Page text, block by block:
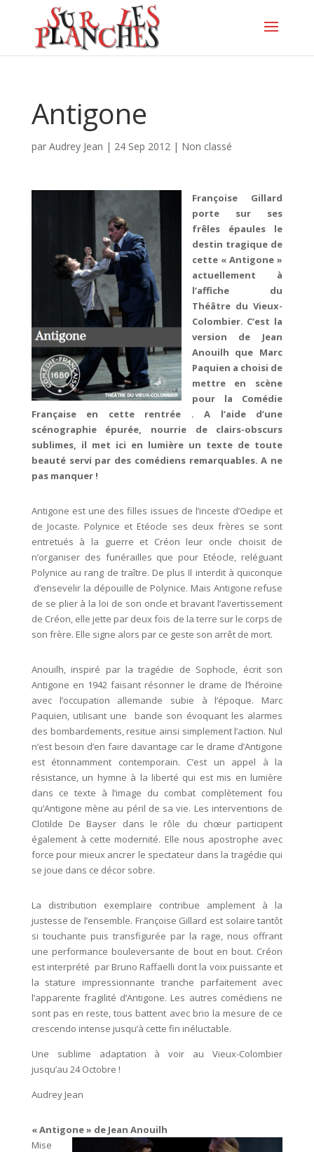
Antigone
par Audrey Jean | 24 Sep 2012| Non classé
Françoise Gillard
porte sur ses
frêles épaules le
destin tragique de
cette « Antigone »
actuellement à
l’affiche du
Théâtre du Vieux-
Colombier. C’est la
version de Jean
Anouilh que Marc
Paquien a choisi de
mettre en scène
pour la Comédie
Française en cette rentrée . A l’aide d’une
scénographie épurée, nourrie de clairs-obscurs
sublimes, il met ici en lumière un texte de toute
beauté servi par des comédiens remarquables. A ne
pas manquer !
Antigone est une des filles issues de l’inceste d’Oedipe et
de Jocaste. Polynice et Etéocle ses deux frères se sont
entretués à la guerre et Créon leur oncle choisit de
n’organiser des funérailles que pour Etéocle, reléguant
Polynice au rang de traître. De plus Il interdit à quiconque
d’ensevelir la dépouille de Polynice. Mais Antigone refuse
de se plier à la loi de son oncle et bravant l’avertissement
de Créon, elle jette par deux fois de la terre sur le corps de
son frère. Elle signe alors par ce geste son arrêt de mort.
Anouilh, inspiré par la tragédie de Sophocle, écrit son
Antigone en 1942 faisant résonner le drame de l’héroïne
avec l’occupation allemande subie à l’époque. Marc
Paquien, utilisant une bande son évoquant les alarmes
des bombardements, resitue ainsi simplement l’action. Nul
n’est besoin d’en faire davantage car le drame d’Antigone
est étonnamment contemporain. C’est un appel à la
résistance, un hymne à la liberté qui est mis en lumière
dans ce texte à l’image du combat complètement fou
qu’Antigone mène au péril de sa vie. Les interventions de
Clotilde De Bayser dans le rôle du chœur participent
également à cette modernité. Elle nous apostrophe avec
force pour mieux ancrer le spectateur dans la tragédie qui
se joue dans ce décor sobre.
La distribution exemplaire contribue amplement à la
justesse de l’ensemble. Françoise Gillard est solaire tantôt
si touchante puis transfigurée par la rage, nous offrant
une performance bouleversante de bout en bout. Créon
est interprété par Bruno Raffaelli dont la voix puissante et
la stature impressionnante tranche parfaitement avec
l’apparente fragilité d’Antigone. Les autres comédiens ne
sont pas en reste, tous battent avec brio la mesure de ce
crescendo intense jusqu’à cette fin inéluctable.
Une sublime adaptation à voir au Vieux-Colombier
jusqu’au 24 Octobre !
Audrey Jean
« Antigone » de Jean Anouilh
Mise